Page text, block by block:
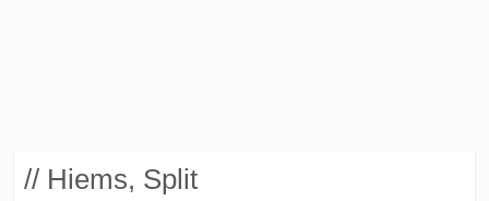
// Hiems, Split